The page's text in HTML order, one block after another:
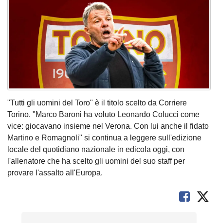
"Tutti gli uomini del Toro" è il titolo scelto da Corriere
Torino. "Marco Baroni ha voluto Leonardo Colucci come
vice: giocavano insieme nel Verona. Con lui anche il fidato
Martino e Romagnoli" si continua a leggere sull'edizione
locale del quotidiano nazionale in edicola oggi, con
l'allenatore che ha scelto gli uomini del suo staff per
provare l'assalto all'Europa.